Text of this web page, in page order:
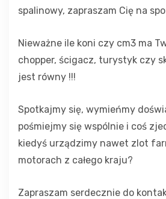
spalinowy, zapraszam Cię na
Nieważne ile koni czy cm3 ma
chopper, ścigacz, turystyk czy
jest równy !!!
Spotkajmy się, wymieńmy
pośmiejmy się wspólnie i coś
kiedyś urządzimy nawet zlot
motorach z całego kraju?
Zapraszam serdecznie do